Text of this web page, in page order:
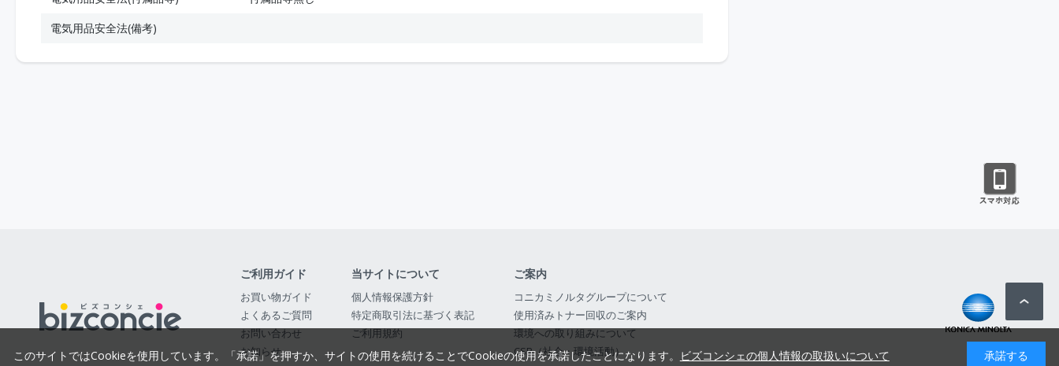
電気用品安全法(備考)
ご利用ガイド
お買い物ガイド
よくあるご質問
お問い合わせ
お知らせ
当サイトについて
個人情報保護方針
特定商取引法に基づく表記
ご利用規約
ご案内
コニカミノルタグループについて
使用済みトナー回収のご案内
環境への取り組みについて
CSR（社会・環境活動）
このサイトではCookieを使用しています。「承諾」を押すか、サイトの使用を続けることでCookieの使用を承諾したことになります。 ビズコンシェの個人情報の取扱いについて 承諾する